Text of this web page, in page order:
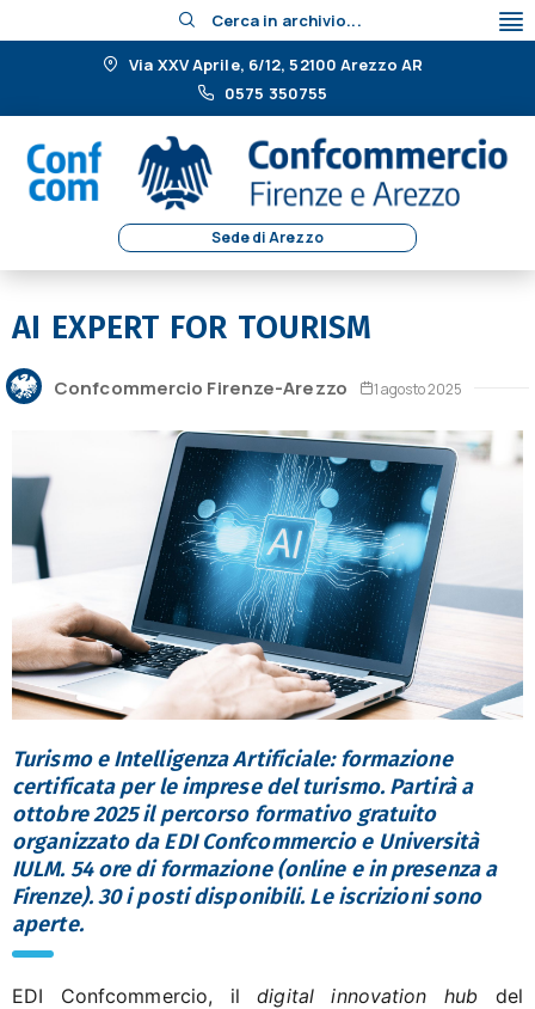
Cerca in archivio...
Via XXV Aprile, 6/12, 52100 Arezzo AR
0575 350755
Sede di Arezzo
AI EXPERT FOR TOURISM
Confcommercio Firenze-Arezzo 1 agosto 2025
Turismo e Intelligenza Artificiale: formazione
certificata per le imprese del turismo. Partirà a
ottobre 2025 il percorso formativo gratuito
organizzato da EDI Confcommercio e Università
IULM. 54 ore di formazione (online e in presenza a
Firenze). 30 i posti disponibili. Le iscrizioni sono
aperte.
EDI Confcommercio, ildigital innovation hub del